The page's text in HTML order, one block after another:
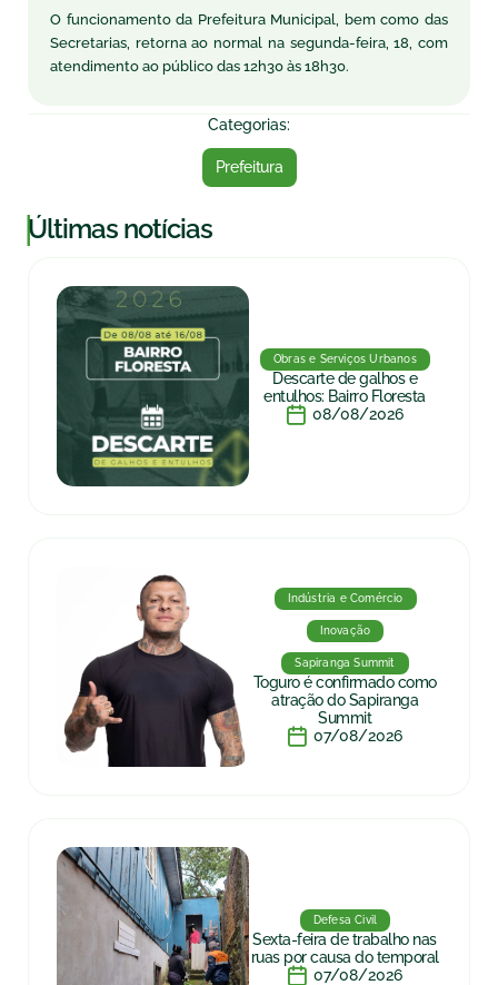
O funcionamento da Prefeitura Municipal, bem como das
Secretarias, retorna ao normal na segunda-feira, 18, com
atendimento ao público das 12h30 às 18h30.
Categorias:
Prefeitura
|Últimas notícias
Obras e Serviços Urbanos
Descarte de galhos e
entulhos: Bairro Floresta
08/08/2026
Indústria e Comércio
Inovação
Sapiranga Summit
Toguro é confirmado como
atração do Sapiranga
Summit
07/08/2026
Defesa Civil
Sexta-feira de trabalho nas
ruas por causa do temporal
07/08/2026